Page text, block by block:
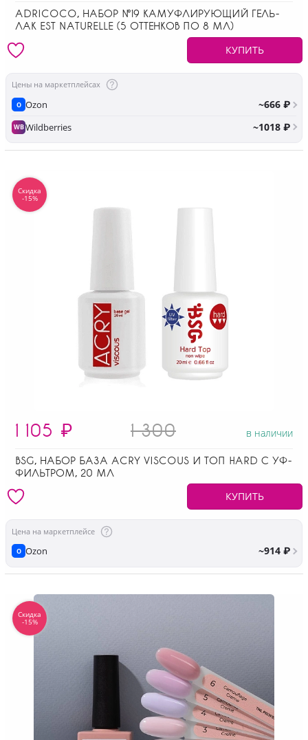
ADRICOCO, НАБОР №19 КАМУФЛИРУЮЩИЙ ГЕЛЬ-
ЛАК EST NATURELLE (5 ОТТЕНКОВ ПО 8 МЛ)
КУПИТЬ
Цены на маркетплейсах
O Ozon ~666 ₽
WBWildberries ~1018 ₽
1 105 ₽ 1 300 в наличии
BSG, НАБОР БАЗА ACRY VISCOUS И ТОП HARD С УФ-
ФИЛЬТРОМ, 20 МЛ
КУПИТЬ
Цена на маркетплейсе
O Ozon ~914 ₽
Скидка
-15%
Скидка
-15%